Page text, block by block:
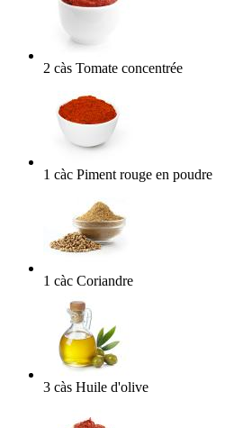
2 càs Tomate concentrée
1 càc Piment rouge en poudre
1 càc Coriandre
3 càs Huile d'olive